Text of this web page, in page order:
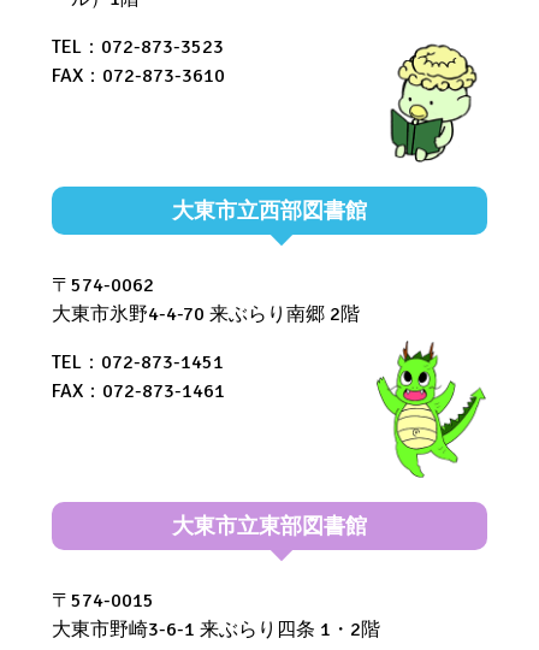
TEL：072-873-3523
FAX：072-873-3610
大東市立西部図書館
〒574-0062
大東市氷野4-4-70 来ぶらり南郷 2階
TEL：072-873-1451
FAX：072-873-1461
大東市立東部図書館
〒574-0015
大東市野崎3-6-1 来ぶらり四条 1・2階